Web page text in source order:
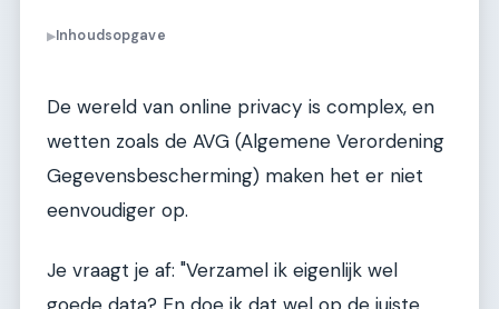
▶Inhoudsopgave
De wereld van online privacy is complex, en
wetten zoals de AVG (Algemene Verordening
Gegevensbescherming) maken het er niet
eenvoudiger op.
Je vraagt je af: "Verzamel ik eigenlijk wel
goede data? En doe ik dat wel op de juiste